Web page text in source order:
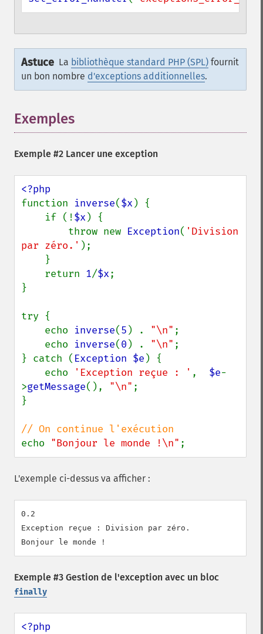
Astuce La bibliothèque standard PHP (SPL) fournit
un bon nombre d'exceptions additionnelles.
Exemples
Exemple #2 Lancer une exception
function inverse($x ) {
    if (!
$x ) {
        throw new
Exception( 'Division
par zéro.' );
    return
1/$x;
}
try {
    echo
inverse(5 ) . "\n" ;
    echo
inverse(0 ) . "\n" ;
} catch ( Exception $e ) {
    echo
'Exception reçue : ' , $e-
>getMessage(), "\n" ;
}
echo "Bonjour le monde !\n" ;
L'exemple ci-dessus va afficher :
0.2
Exception reçue : Division par zéro.
Exemple #3 Gestion de l'exception avec un bloc
finally